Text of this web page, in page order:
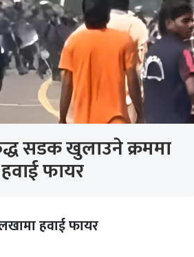
सडक खुलाउने क्रममा
फायर
हवाई फायर